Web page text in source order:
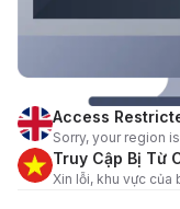
Access
Sorry, your region
Truy Cập Bị Từ
Xin lỗi, khu vực của